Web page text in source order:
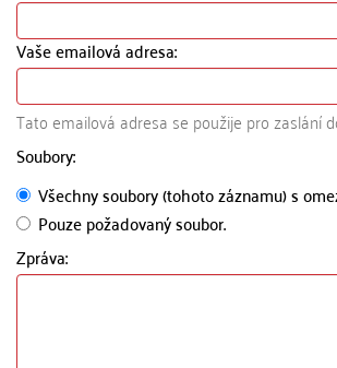
Vaše emailová adresa:
Tato emailová adresa se použije pro zaslání
Soubory:
Všechny soubory (tohoto záznamu) s
Pouze požadovaný soubor.
Zpráva: